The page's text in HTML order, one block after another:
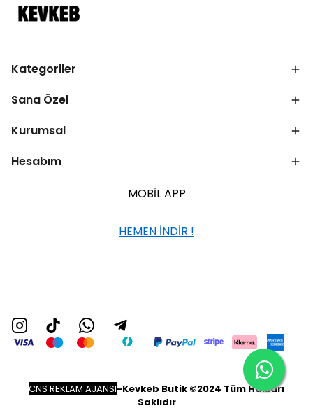
Kategoriler
Sana Özel
Kurumsal
Hesabım
MOBİL APP
HEMEN İNDİR !
CNS REKLAM AJANSI-Kevkeb Butik ©2024 Tüm Hakları
Saklıdır